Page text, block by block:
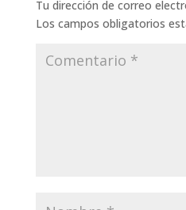
Tu dirección de correo
Los campos obligatorios